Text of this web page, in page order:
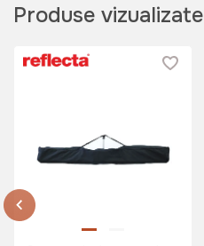
Produse vizualizate